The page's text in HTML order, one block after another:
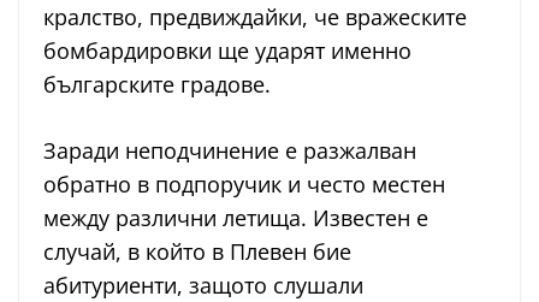
кралство, предвиждайки, че вражеските
бомбардировки ще ударят именно
българските градове.
Заради неподчинение е разжалван
обратно в подпоручик и често местен
между различни летища. Известен е
случай, в който в Плевен бие
абитуриенти, защото слушали